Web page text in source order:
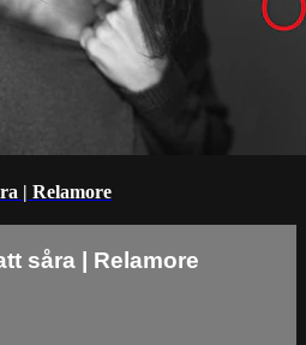
| Relamore
såra | Relamore